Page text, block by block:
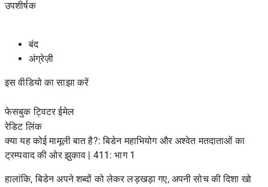
उपशीर्षक
बंद
अंग्रेज़ी
इस वीडियो का साझा करें
फेसबुक ट्विटर ईमेल
रेडिटलिंक
क्या यह कोई मामूली बात है?: बिडेन महाभियोग और अश्वेत मतदाताओं का
ट्रम्पवाद की ओर झुकाव | 411: भाग 1
हालांकि, बिडेन अपने शब्दों को लेकर लड़खड़ा गए, अपनी सोच की दिशा खो